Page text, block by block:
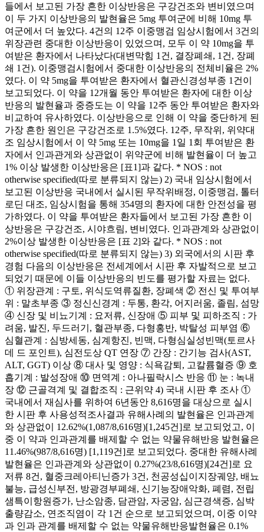
들에서 보고된 가장 흔한 이상반응은 구강건조와 변비였으며
이 두 가지 이상반응의 발현율은 5mg 투여군에 비해 10mg 투
여군에서 더 높았다. 4건의 12주 이중맹검 임상시험에서 3건의
위장관련 중대한 이상반응이 있었으며, 모두 이 약 10mg을 투
여받은 환자에서 나타났다(대변막힘 1건, 결장폐쇄, 1건, 장폐
쇄 1건). 이중맹검시험에서 중대한 이상반응의 전체비율은 2%
였다. 이 약 5mg을 투여받은 환자에서 혈관신경성부종 1건이
보고되었다. 이 약을 12개월 동안 투여받은 환자에 대한 이상
반응의 발현율과 중증도는 이 약을 12주 동안 투여받은 환자와
비교하여 유사하였다. 이상반응으로 인해 이 약을 중단하게 된
가장 흔한 원인은 구강건조로 1.5%였다. 12주, 무작위, 위약대
조 임상시험에서 이 약 5mg 또는 10mg을 1일 1회 투여받은 환
자에서 인과관게와 상관없이 위약군에 비해 발현율이 더 높고
1% 이상 발생한 이상반응은 [표1]과 같다. * NOS : not
otherwise specified(따로 분류되지 않는) 2) 국내 임상시험에서
보고된 이상반응 국내에서 실시된 무작위배정, 이중맹검, 톨터
로딘 대조, 임상시험을 통해 354명의 환자에 대한 안전성을 평
가하였다. 이 약을 투여받은 환자들에서 보고된 가장 흔한 이
상반응은 구강건조, 시야흐림, 변비였다. 인과관계와 상관없이
2%이상 발생한 이상반응은 [표 2]와 같다. * NOS : not
otherwise specified(따로 분류되지 않는) 3) 외국에서의 시판 후
경험 다음의 이상반응은 전세계에서 시판 후 자발적으로 보고
되었기 때문에 이들 이상반응의 빈도를 평가할 자료는 없다.
① 위장관계 : 구토, 위식도역류질환, 장폐색 ② 전신 및 투여부
위 : 말초부종 ③ 정신신경계 : 두통, 환각, 어지러움, 졸림, 섬망
④ 신장 및 비뇨기계 : 요저류, 신장애 ⑤ 피부 및 피하조직 : 가
려움, 발진, 두드러기, 혈관부종, 다형홍반, 박탈성 피부염 ⑥
심혈관계 : 심방세동, 심계항진, 빈맥, 다형심실성빈맥(토르사
데 드 포인트), 심전도상 QT 연장 ⑦ 간장 : 간기능 검사(AST,
ALT, GGT) 이상 ⑧ 대사 및 영양 : 식욕감퇴, 고칼륨혈증 ⑨ 호
흡기계 : 발성장애 ⑩ 면역계 : 아나필락시스 반응 ⑪ 눈 : 녹내
장 ⑫ 근골격계 및 결합조직 : 근위약 4) 국내 시판 후 조사 ①
국내에서 재심사를 위하여 6년동안 8,616명을 대상으로 실시
한 시판 후 사용성적조사결과 유해사례의 발현율은 인과관계
와 상관없이 12.62%(1,087/8,616명)[1,245건]로 보고되었고, 이
중 이 약과 인과관계를 배제할 수 없는 약물유해반응 발현율은
11.46%(987/8,616명) [1,119건]로 보고되었다. 중대한 유해사례
발현율은 인과관계와 상관없이 0.27%(23/8,616명)[24건]로 요
저류 8건, 혈중크레아티닌증가 3건, 천공성십이지장궤양, 배뇨
불능, 급성신부전, 방광경부폐쇄, 신기능장애악화, 폐렴, 전립
샘특이항원증가, 난소암종, 담관암, 자궁암, 심근경색증, 심박
출량감소, 연조직염이 각 1건 순으로 보고되었으며, 이중 이약
과 인과 관계를 배제할 수 없는 약물유해반응발현율은 0.1%